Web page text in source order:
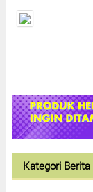
Kategori Berita